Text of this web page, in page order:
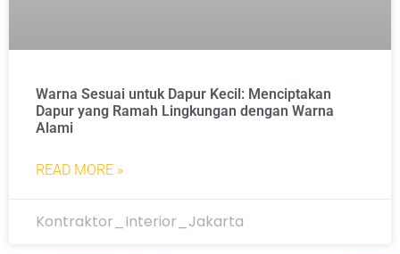
Warna Sesuai untuk Dapur Kecil: Menciptakan
Dapur yang Ramah Lingkungan dengan Warna
Alami
READ MORE »
Kontraktor_Interior_Jakarta